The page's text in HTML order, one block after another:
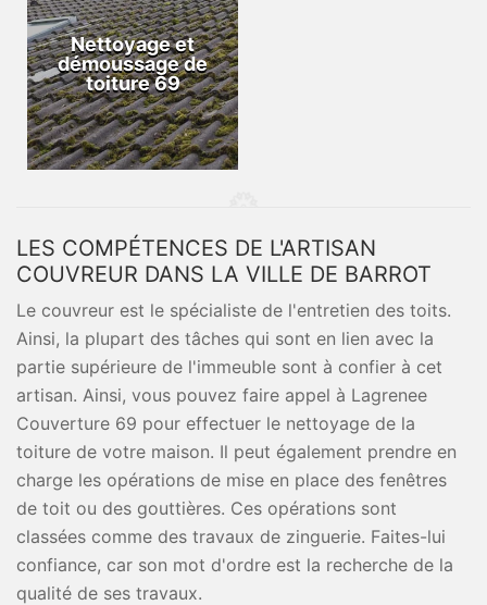
Nettoyage et
démoussage de
toiture 69
LES COMPÉTENCES DE L'ARTISAN
COUVREUR DANS LA VILLE DE BARROT
Le couvreur est le spécialiste de l'entretien des toits.
Ainsi, la plupart des tâches qui sont en lien avec la
partie supérieure de l'immeuble sont à confier à cet
artisan. Ainsi, vous pouvez faire appel à Lagrenee
Couverture 69 pour effectuer le nettoyage de la
toiture de votre maison. Il peut également prendre en
charge les opérations de mise en place des fenêtres
de toit ou des gouttières. Ces opérations sont
classées comme des travaux de zinguerie. Faites-lui
confiance, car son mot d'ordre est la recherche de la
qualité de ses travaux.